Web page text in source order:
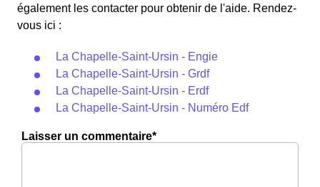
également les contacter pour obtenir de l'aide. Rendez-
vous ici :
La Chapelle-Saint-Ursin - Engie
La Chapelle-Saint-Ursin - Grdf
La Chapelle-Saint-Ursin - Erdf
La Chapelle-Saint-Ursin - Numéro Edf
Laisser un commentaire*